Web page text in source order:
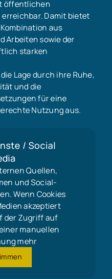
öffentlichen
Damit bietet
aus
Arbeiten sowie der
starken
Lage durch ihre Ruhe,
und die
für eine
Nutzung aus.
/ Social
Quellen,
und Social-
Wenn Cookies
akzeptiert
der Zugriff auf
manuellen
mehr